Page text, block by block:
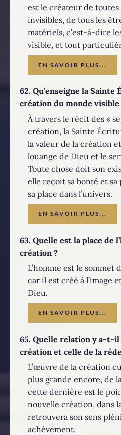
est le créateur de toutes
invisibles, de tous les
matériels, c’est-à-dire
visible, et tout
EN SAVOIR PLUS...
62. Qu’enseigne la
création du monde visible
À travers le récit des «
création, la Sainte
la valeur de la création
louange de Dieu et le
Toute chose doit son
elle reçoit sa bonté et
sa place dans l’univers.
EN SAVOIR PLUS...
63. Quelle est la place de
création ?
L’homme est le sommet
car il est créé à l’image
Dieu.
EN SAVOIR PLUS...
65. Quelle relation y a-t-il
création et celle de la
L’œuvre de la création
plus grande encore, de
cette dernière est le
nouvelle création, dans
retrouvera son sens
achèvement.